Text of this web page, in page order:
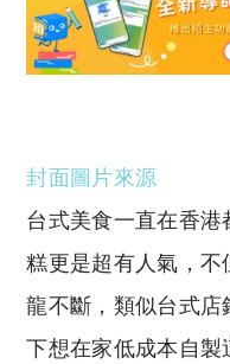
封面圖片來源
台式美食一直在香
糕更是超有人氣，不
龍不斷，類似台式
下想在家低成本自製